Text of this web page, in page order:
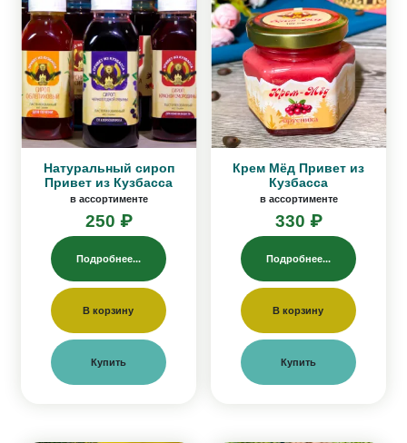
Натуральный сироп
Привет из Кузбасса
в ассортименте
250 ₽
Подробнее...
В корзину
Купить
Крем Мёд Привет из
Кузбасса
в ассортименте
330 ₽
Подробнее...
В корзину
Купить